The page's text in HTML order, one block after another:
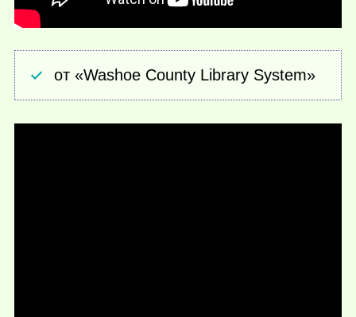
от «Washoe County Library System»